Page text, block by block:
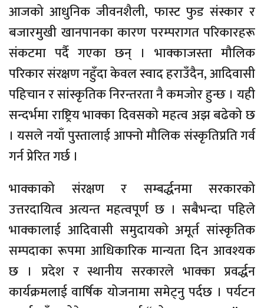
आजको आधुनिक जीवनशैली, फास्ट फुड संस्कार र
बजारमुखी खानपानका कारण परम्परागत परिकारहरू
संकटमा पर्दै गएका छन् । भाक्काजस्ता मौलिक
परिकार संरक्षण नहुँदा केवल स्वाद हराउँदैन, आदिवासी
पहिचान र सांस्कृतिक निरन्तरता नै कमजोर हुन्छ । यही
सन्दर्भमा राष्ट्रिय भाक्का दिवसको महत्व अझ बढेको छ
। यसले नयाँ पुस्तालाई आफ्नो मौलिक संस्कृतिप्रति गर्व
गर्न प्रेरित गर्छ ।
भाक्काको संरक्षण र सम्बर्द्धनमा सरकारको
उत्तरदायित्व अत्यन्त महत्वपूर्ण छ । सबैभन्दा पहिले
भाक्कालाई आदिवासी समुदायको अमूर्त सांस्कृतिक
सम्पदाका रूपमा आधिकारिक मान्यता दिन आवश्यक
छ । प्रदेश र स्थानीय सरकारले भाक्का प्रवर्द्धन
कार्यक्रमलाई वार्षिक योजनामा समेट्नु पर्दछ । पर्यटन